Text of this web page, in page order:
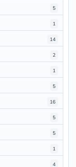
5
1
14
2
1
5
16
5
5
1
4